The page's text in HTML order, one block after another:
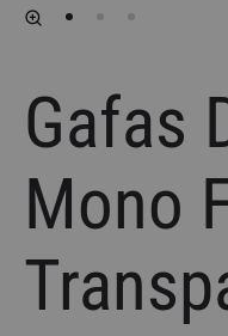
Gafas
Mono